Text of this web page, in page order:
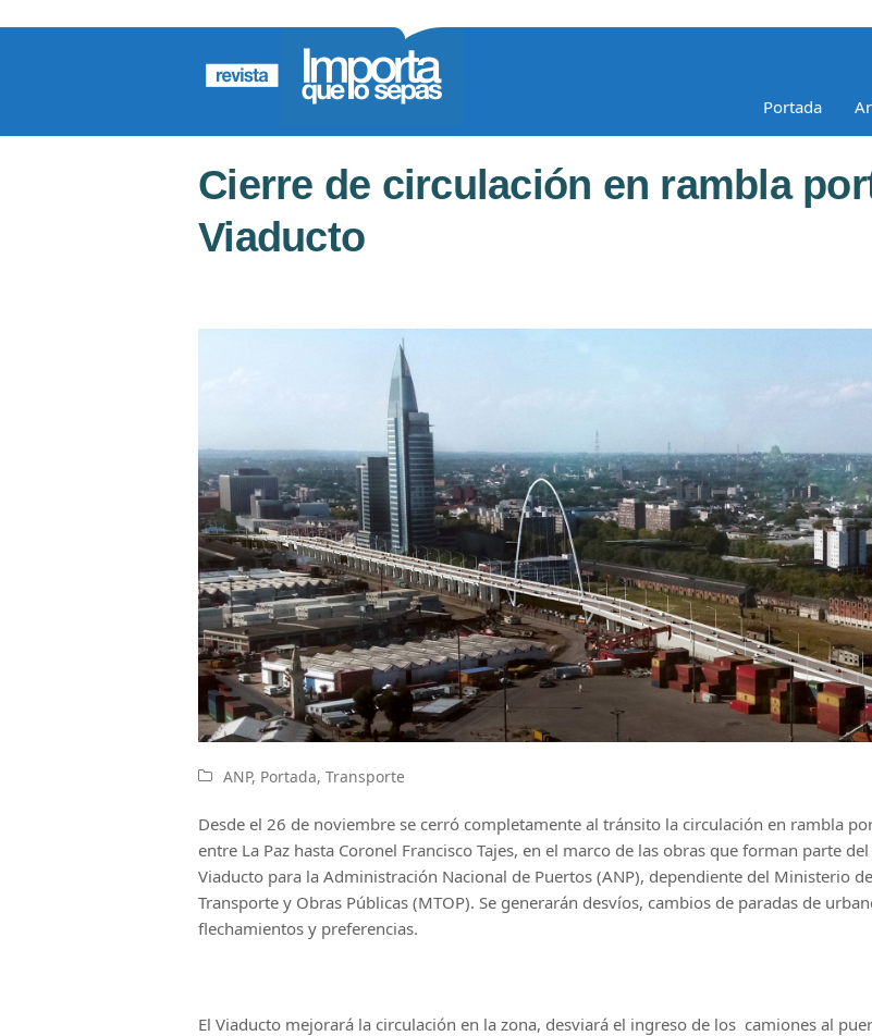
Portada
Cierre de circulación en rambla
Viaducto
ANP, Portada, Transporte
Desde el 26 de noviembre se cerró completamente al tránsito la circulación en rambla
entre La Paz hasta Coronel Francisco Tajes, en el marco de las obras que forman parte
Viaducto para la Administración Nacional de Puertos (ANP), dependiente del Ministerio de
Transporte y Obras Públicas (MTOP). Se generarán desvíos, cambios de paradas de
flechamientos y preferencias.
El Viaducto mejorará la circulación en la zona, desviará el ingreso de los camiones al